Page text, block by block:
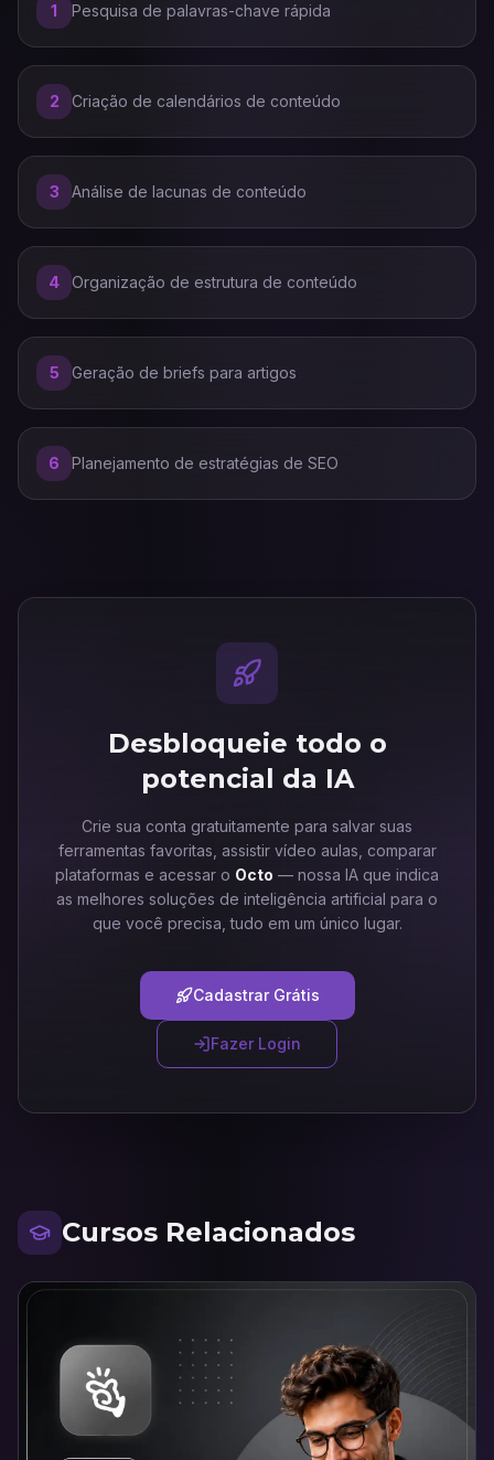
1 Pesquisa de palavras-chave rápida
2 Criação de calendários de conteúdo
3 Análise de lacunas de conteúdo
4 Organização de estrutura de conteúdo
5 Geração de briefs para artigos
6 Planejamento de estratégias de SEO
Desbloqueie todo o
potencial da IA
Crie sua conta gratuitamente para salvar suas
ferramentas favoritas, assistir vídeo aulas, comparar
plataformas e acessar o Octo — nossa IA que indica
as melhores soluções de inteligência artificial para o
que você precisa, tudo em um único lugar.
Cadastrar Grátis
Fazer Login
Cursos Relacionados